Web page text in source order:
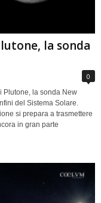
la sonda
0
Plutone, la sonda New
del Sistema Solare.
si prepara a trasmettere
in gran parte